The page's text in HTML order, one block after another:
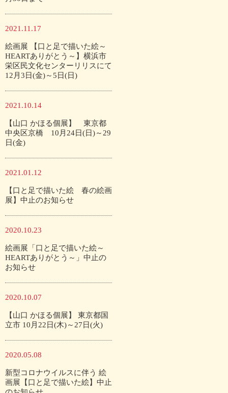
2021.11.17
絵画展 【口と足で描いた絵～
HEARTありがとう～】横浜市
栄区民文化センターリリスにて
12月3日(金)～5日(日)
2021.10.14
【山口 かほる個展】 東京都
中央区京橋 10月24日(日)～29
日(金)
2021.01.12
【口と足で描いた絵 春の絵画
展】中止のお知らせ
2020.10.23
絵画展「口と足で描いた絵～
HEARTありがとう～」中止の
お知らせ
2020.10.07
【山口 かほる個展】 東京都国
立市 10月22日(木)～27日(火)
2020.05.08
新型コロナウイルスに伴う 絵
画展【口と足で描いた絵】中止